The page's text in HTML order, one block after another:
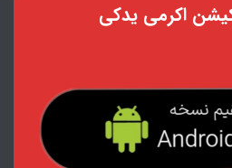
اکرمی یدکی